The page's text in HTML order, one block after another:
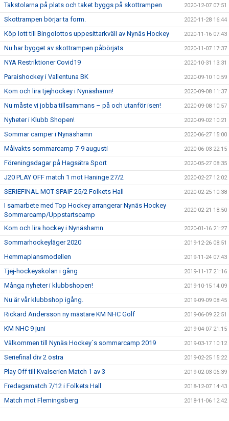
Takstolarna på plats och taket byggs på skottrampen 2020-12-07 07:51
Skottrampen börjar ta form. 2020-11-28 16:44
Köp lott till Bingolottos uppesittarkväll av Nynäs Hockey 2020-11-16 07:43
Nu har bygget av skottrampen påbörjats 2020-11-07 17:37
NYA Restriktioner Covid19 2020-10-31 13:31
Paraishockey i Vallentuna BK 2020-09-10 10:59
Kom och lira tjejhockey i Nynäshamn! 2020-09-08 11:37
Nu måste vi jobba tillsammans – på och utanför isen! 2020-09-08 10:57
Nyheter i Klubb Shopen! 2020-09-02 10:21
Sommar camper i Nynäshamn 2020-06-27 15:00
Målvakts sommarcamp 7-9 augusti 2020-06-03 22:15
Föreningsdagar på Hagsätra Sport 2020-05-27 08:35
J20 PLAY OFF match 1 mot Haninge 27/2 2020-02-27 12:02
SERIEFINAL MOT SPAIF 25/2 Folkets Hall 2020-02-25 10:38
I samarbete med Top Hockey arrangerar Nynäs Hockey
Sommarcamp/Uppstartscamp
2020-02-21 18:50
Kom och lira hockey i Nynäshamn 2020-01-16 21:27
Sommarhockeyläger 2020 2019-12-26 08:51
Hemmaplansmodellen 2019-11-24 07:43
Tjej-hockeyskolan i gång 2019-11-17 21:16
Många nyheter i klubbshopen! 2019-10-15 14:09
Nu är vår klubbshop igång. 2019-09-09 08:45
Rickard Andersson ny mästare KM NHC Golf 2019-06-09 22:51
KM NHC 9 juni 2019-04-07 21:15
Välkommen till Nynäs Hockey´s sommarcamp 2019 2019-03-17 10:12
Seriefinal div 2 östra 2019-02-25 15:22
Play Off till Kvalserien Match 1 av 3 2019-02-03 06:39
Fredagsmatch 7/12 i Folkets Hall 2018-12-07 14:43
Match mot Flemingsberg 2018-11-06 12:42